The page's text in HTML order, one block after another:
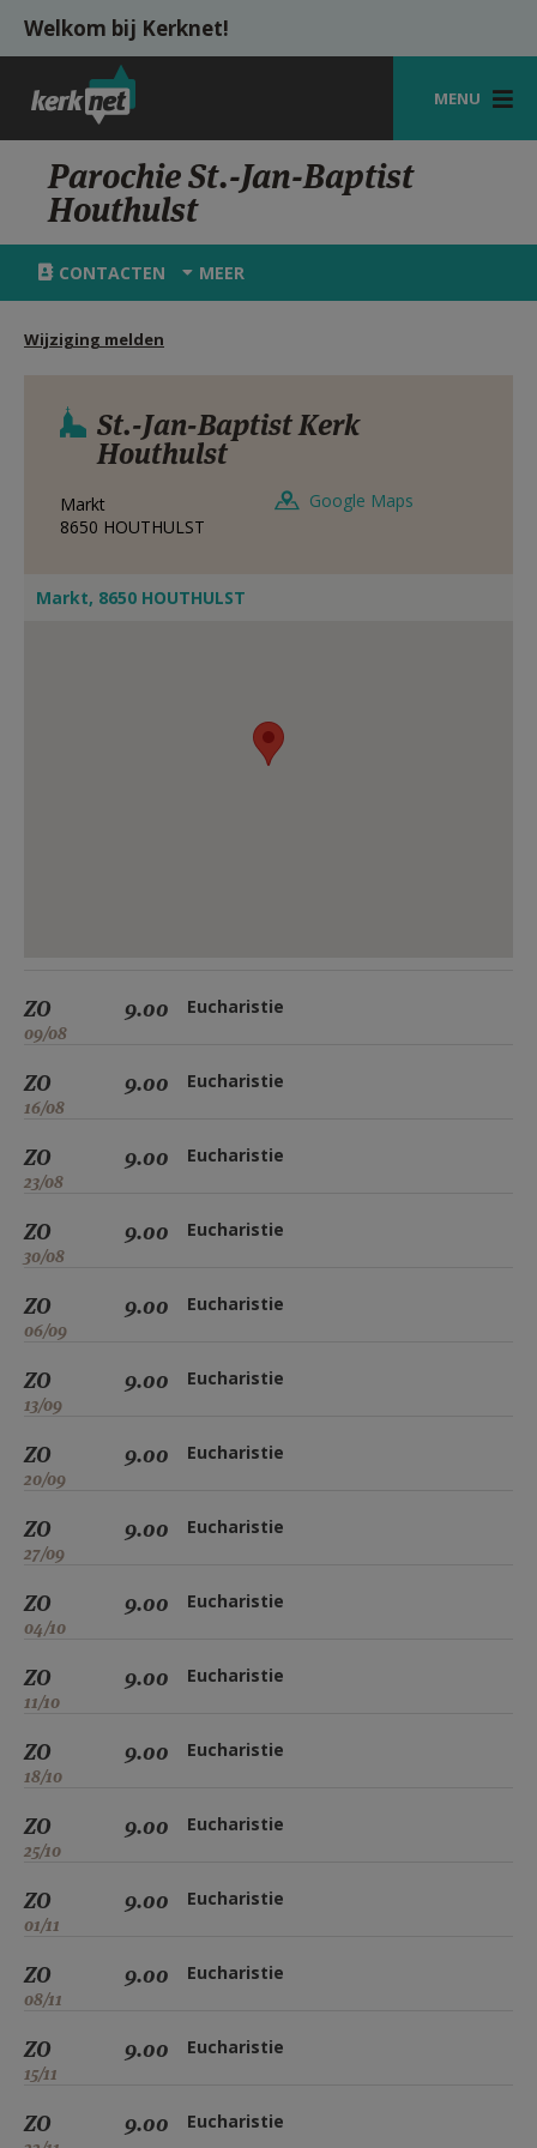
Overslaan en naar de inhoud gaan
Welkom bij Kerknet!
MENU
STARTPAGINA
KERK
VIERINGEN
HULP
MIJN PAROCHIE
AANMELDEN OF REGISTREREN
Parochie St.-Jan-Baptist
Houthulst
CONTACTEN MEER
Wijziging melden
St.-Jan-Baptist Kerk
Houthulst
Markt
8650 HOUTHULST
Google Maps
Markt, 8650 HOUTHULST
ZO
09/08
9.00 Eucharistie
ZO
16/08
9.00 Eucharistie
ZO
23/08
9.00 Eucharistie
ZO
30/08
9.00 Eucharistie
ZO
06/09
9.00 Eucharistie
ZO
13/09
9.00 Eucharistie
ZO
20/09
9.00 Eucharistie
ZO
27/09
9.00 Eucharistie
ZO
04/10
9.00 Eucharistie
ZO
11/10
9.00 Eucharistie
ZO
18/10
9.00 Eucharistie
ZO
25/10
9.00 Eucharistie
ZO
01/11
9.00 Eucharistie
ZO
08/11
9.00 Eucharistie
ZO
15/11
9.00 Eucharistie
ZO 9.00 Eucharistie